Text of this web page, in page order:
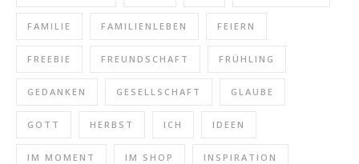
FAMILIE FAMILIENLEBEN FEIERN
FREEBIE FREUNDSCHAFT FRÜHLING
GEDANKEN GESELLSCHAFT GLAUBE
GOTT HERBST ICH IDEEN
IM MOMENT IM SHOP INSPIRATION